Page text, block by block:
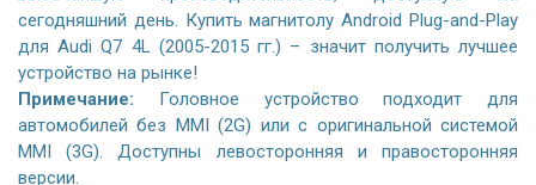
сегодняшний день. Купить магнитолу Android Plug-and-Play
для Audi Q7 4L (2005-2015 гг.) – значит получить лучшее
устройство на рынке!
Примечание: Головное устройство подходит для
автомобилей без MMI (2G) или с оригинальной системой
MMI (3G). Доступны левосторонняя и правосторонняя
версии.